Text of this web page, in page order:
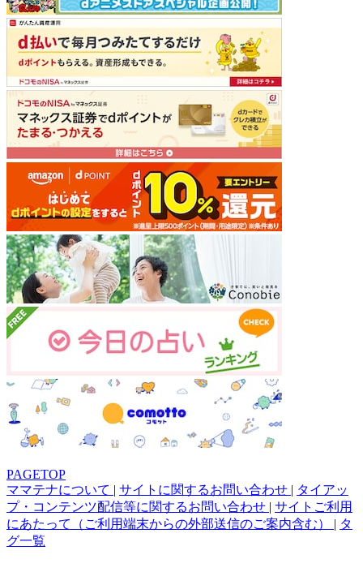
PAGETOP
ママテナについて | サイトに関するお問い合わせ | タイアッ
プ・コンテンツ配信等に関するお問い合わせ | サイトご利用
にあたって（ご利用端末からの外部送信のご案内含む） | タ
グ一覧